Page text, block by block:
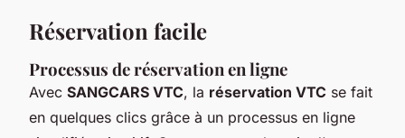
Réservation facile
Processus de réservation en ligne
Avec SANGCARS VTC, la réservation VTC se fait
en quelques clics grâce à un processus en ligne